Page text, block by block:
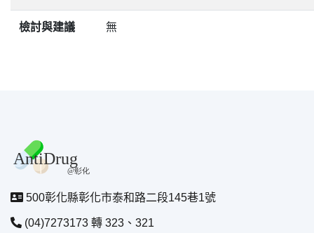
檢討與建議 無
500彰化縣彰化市泰和路二段145巷1號
(04)7273173 轉 323、321